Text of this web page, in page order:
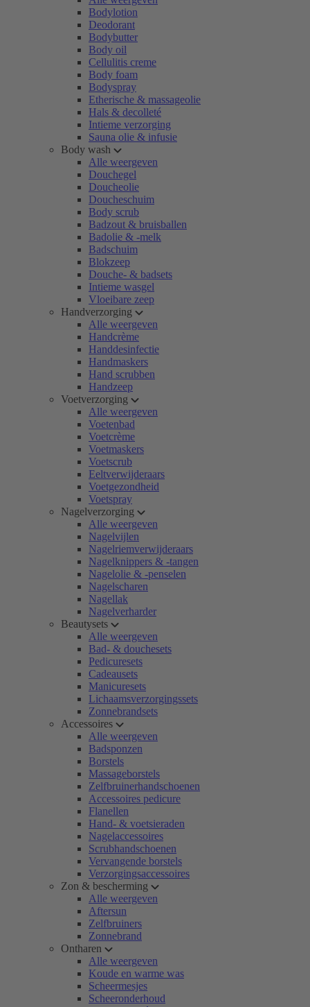
Bodylotion
Deodorant
Bodybutter
Body oil
Cellulitis creme
Body foam
Bodyspray
Etherische & massageolie
Hals & decolleté
Intieme verzorging
Sauna olie & infusie
Body wash
Alle weergeven
Douchegel
Doucheolie
Doucheschuim
Body scrub
Badzout & bruisballen
Badolie & -melk
Badschuim
Blokzeep
Douche- & badsets
Intieme wasgel
Vloeibare zeep
Handverzorging
Alle weergeven
Handcrème
Handdesinfectie
Handmaskers
Hand scrubben
Handzeep
Voetverzorging
Alle weergeven
Voetenbad
Voetcrème
Voetmaskers
Voetscrub
Eeltverwijderaars
Voetgezondheid
Voetspray
Nagelverzorging
Alle weergeven
Nagelvijlen
Nagelriemverwijderaars
Nagelknippers & -tangen
Nagelolie & -penselen
Nagelscharen
Nagellak
Nagelverharder
Beautysets
Alle weergeven
Bad- & douchesets
Pedicuresets
Cadeausets
Manicuresets
Lichaamsverzorgingssets
Zonnebrandsets
Accessoires
Alle weergeven
Badsponzen
Borstels
Massageborstels
Zelfbruinerhandschoenen
Accessoires pedicure
Flanellen
Hand- & voetsieraden
Nagelaccessoires
Scrubhandschoenen
Vervangende borstels
Verzorgingsaccessoires
Zon & bescherming
Alle weergeven
Aftersun
Zelfbruiners
Zonnebrand
Ontharen
Alle weergeven
Koude en warme was
Scheermesjes
Scheeronderhoud